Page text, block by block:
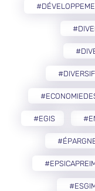
#EGIS